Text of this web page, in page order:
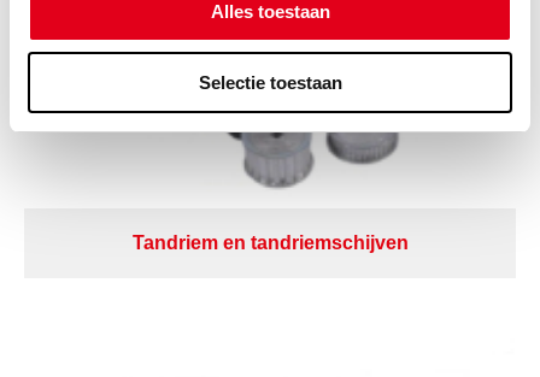
Alles toestaan
Selectie toestaan
Tandriem en tandriemschijven